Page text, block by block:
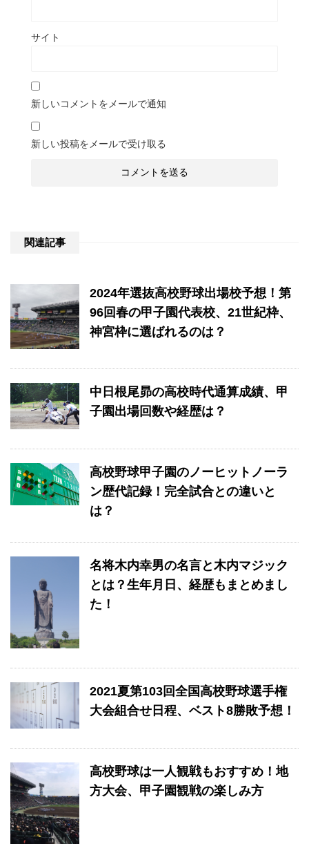
サイト
新しいコメントをメールで通知
新しい投稿をメールで受け取る
関連記事
2024年選抜高校野球出場校予想！第
96回春の甲子園代表校、21世紀枠、
神宮枠に選ばれるのは？
中日根尾昴の高校時代通算成績、甲
子園出場回数や経歴は？
高校野球甲子園のノーヒットノーラ
ン歴代記録！完全試合との違いと
は？
名将木内幸男の名言と木内マジック
とは？生年月日、経歴もまとめまし
た！
2021夏第103回全国高校野球選手権
大会組合せ日程、ベスト8勝敗予想！
高校野球は一人観戦もおすすめ！地
方大会、甲子園観戦の楽しみ方